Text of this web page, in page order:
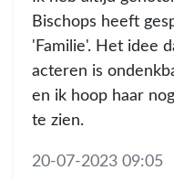
Bischops heeft
'Familie'. Het idee
acteren is
en ik hoop haar
te zien.
20-07-2023 09:05